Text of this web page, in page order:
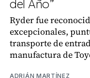
del Año”
Ryder fue
excepcionales,
transporte de
manufactura de
ADRIÁN MARTÍNEZ